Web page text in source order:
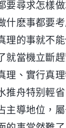
要尋求怎樣
什麽事都要
理的事就不
就當機立斷
理、實行真
推舟特别輕
主導地位，